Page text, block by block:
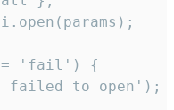
'fail') {
failed to open');